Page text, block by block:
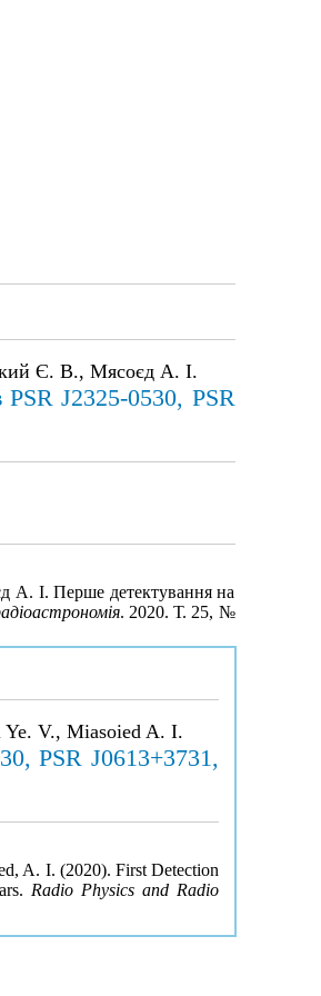
Є. В., Мясоєд А. І.
PSR J2325-0530, PSR
І. Перше детектування на
. 2020. Т. 25, №
V., Miasoied A. I.
PSR J0613+3731,
A. I. (2020). First Detection
Radio Physics and Radio